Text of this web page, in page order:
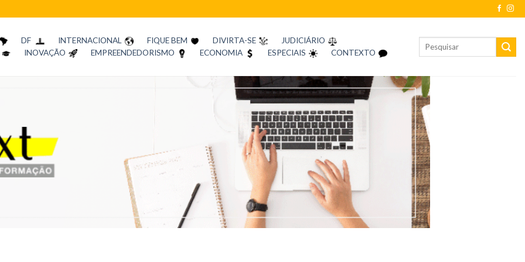
DF INTERNACIONAL FIQUE BEM DIVIRTA-SE
JUDICIÁRIO
INOVAÇÃO EMPREENDEDORISMO ECONOMIA ESPECIAIS CONTEXTO